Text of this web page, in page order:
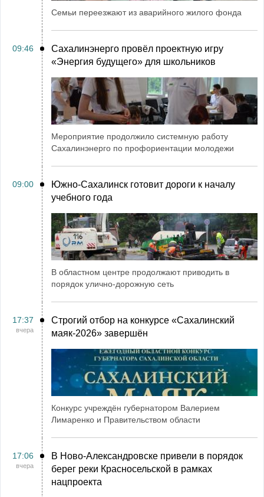
Семьи переезжают из аварийного жилого фонда
09:46
Сахалинэнерго провёл проектную игру
«Энергия будущего» для школьников
Мероприятие продолжило системную работу
Сахалинэнерго по профориентации молодежи
09:00
Южно-Сахалинск готовит дороги к началу
учебного года
В областном центре продолжают приводить в
порядок улично-дорожную сеть
17:37
вчера
Строгий отбор на конкурсе «Сахалинский
маяк‑2026» завершён
Конкурс учреждён губернатором Валерием
Лимаренко и Правительством области
17:06
вчера
В Ново-Александровске привели в порядок
берег реки Красносельской в рамках
нацпроекта